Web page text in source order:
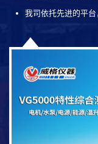
我司依托先进的平台